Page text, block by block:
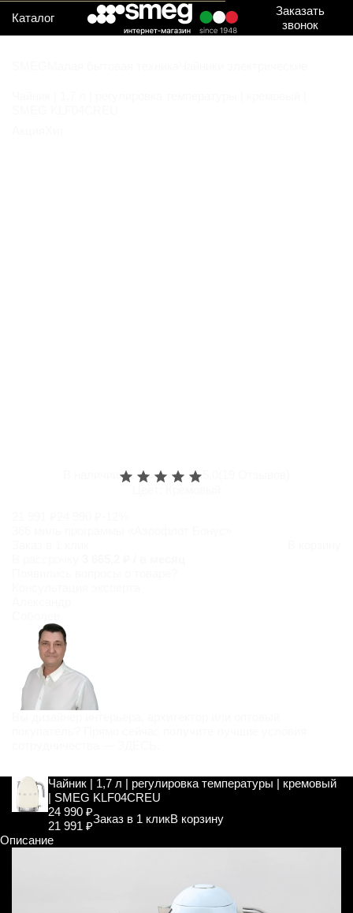
Каталог
Заказать
звонок
Чайник | 1,7 л | регулировка температуры | кремовый
| SMEG KLF04CREU
21 991 ₽
24 990 ₽
Заказ в 1 кликВ корзину
Описание